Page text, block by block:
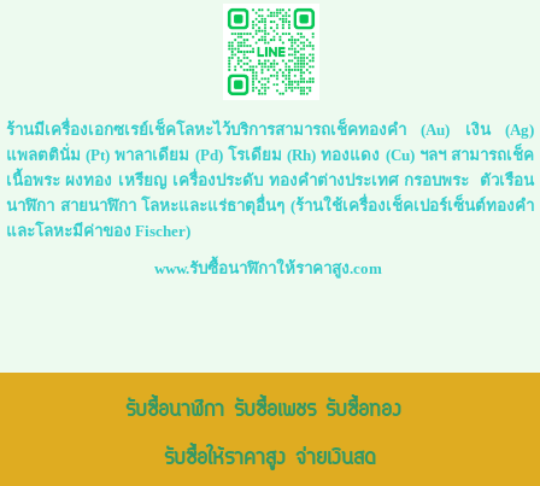
ร้านมีเครื่องเอกซเรย์เช็คโลหะไว้บริการสามารถเช็คทองคำ (Au) เงิน (Ag)
แพลตตินั่ม (Pt) พาลาเดียม (Pd) โรเดียม (Rh) ทองแดง (Cu) ฯลฯ สามารถเช็ค
เนื้อพระ ผงทอง เหรียญ เครื่องประดับ ทองคำต่างประเทศ กรอบพระ ตัวเรือน
นาฬิกา สายนาฬิกา โลหะและแร่ธาตุอื่นๆ (ร้านใช้เครื่องเช็คเปอร์เซ็นต์ทองคำ
และโลหะมีค่าของ Fischer)
www.รับซื้อนาฬิกาให้ราคาสูง.com
รับซื้อนาฬิกา รับซื้อเพชร รับซื้อทอง
รับซื้อให้ราคาสูง จ่ายเงินสด